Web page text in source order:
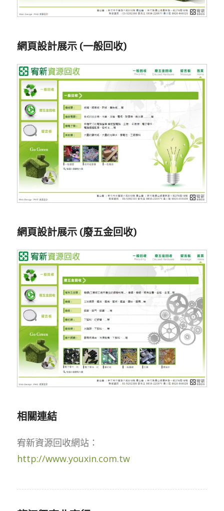
網頁設計展示 (一般回收)
網頁設計展示 (廢五金回收)
相關連結
宥新資源回收網站：
http://www.youxin.com.tw